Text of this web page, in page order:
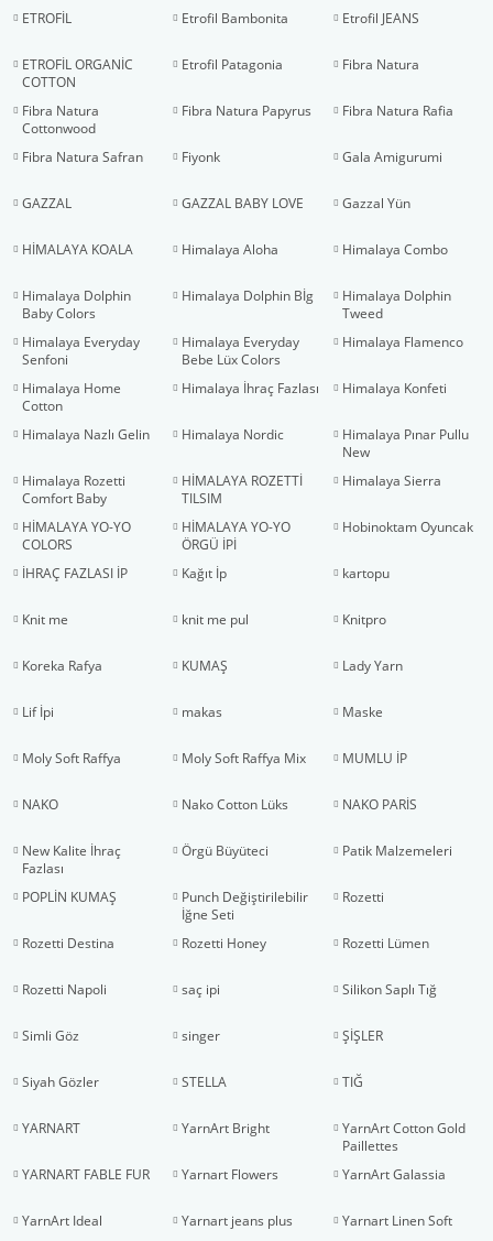
ETROFİL
Etrofil Bambonita Etrofil JEANS
ETROFİL ORGANİC
COTTON
Etrofil Patagonia Fibra Natura
Fibra Natura
Cottonwood
Fibra Natura Papyrus Fibra Natura Rafia
Fibra Natura Safran Fiyonk Gala Amigurumi
GAZZAL GAZZAL BABY LOVE Gazzal Yün
HİMALAYA KOALA Himalaya Aloha Himalaya Combo
Himalaya Dolphin
Baby Colors
Himalaya Dolphin Bİg
Himalaya Dolphin
Tweed
Himalaya Everyday
Senfoni
Himalaya Everyday
Bebe Lüx Colors
Himalaya Flamenco
Himalaya Home
Cotton
Himalaya İhraç Fazlası Himalaya Konfeti
Himalaya Nazlı Gelin Himalaya Nordic
Himalaya Pınar Pullu
New
Himalaya Rozetti
Comfort Baby
HİMALAYA ROZETTİ
TILSIM
Himalaya Sierra
HİMALAYA YO-YO
COLORS
HİMALAYA YO-YO
ÖRGÜ İPİ
Hobinoktam Oyuncak
İHRAÇ FAZLASI İP Kağıt İp kartopu
Knit me knit me pul Knitpro
Koreka Rafya KUMAŞ Lady Yarn
Lif İpi makas Maske
Moly Soft Raffya Moly Soft Raffya Mix MUMLU İP
NAKO Nako Cotton Lüks NAKO PARİS
New Kalite İhraç
Fazlası
Örgü Büyüteci Patik Malzemeleri
POPLİN KUMAŞ
Punch Değiştirilebilir
İğne Seti
Rozetti
Rozetti Destina Rozetti Honey Rozetti Lümen
Rozetti Napoli saç ipi Silikon Saplı Tığ
Simli Göz singer ŞİŞLER
Siyah Gözler STELLA TIĞ
YARNART YarnArt Bright
YarnArt Cotton Gold
Paillettes
YARNART FABLE FUR
Yarnart Flowers YarnArt Galassia
YarnArt Ideal Yarnart jeans plus Yarnart Linen Soft